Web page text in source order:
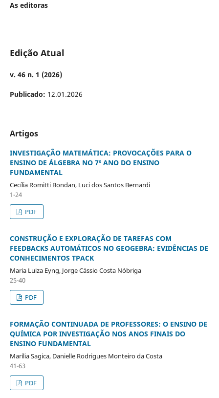
As editoras
Edição Atual
v. 46 n. 1 (2026)
Publicado: 12.01.2026
Artigos
INVESTIGAÇÃO MATEMÁTICA: PROVOCAÇÕES PARA O
ENSINO DE ÁLGEBRA NO 7º ANO DO ENSINO
FUNDAMENTAL
Cecília Romitti Bondan, Luci dos Santos Bernardi
1-24
PDF
CONSTRUÇÃO E EXPLORAÇÃO DE TAREFAS COM
FEEDBACKS AUTOMÁTICOS NO GEOGEBRA: EVIDÊNCIAS DE
CONHECIMENTOS TPACK
Maria Luiza Eyng, Jorge Cássio Costa Nóbriga
25-40
PDF
FORMAÇÃO CONTINUADA DE PROFESSORES: O ENSINO DE
QUÍMICA POR INVESTIGAÇÃO NOS ANOS FINAIS DO
ENSINO FUNDAMENTAL
Marília Sagica, Danielle Rodrigues Monteiro da Costa
41-63
PDF